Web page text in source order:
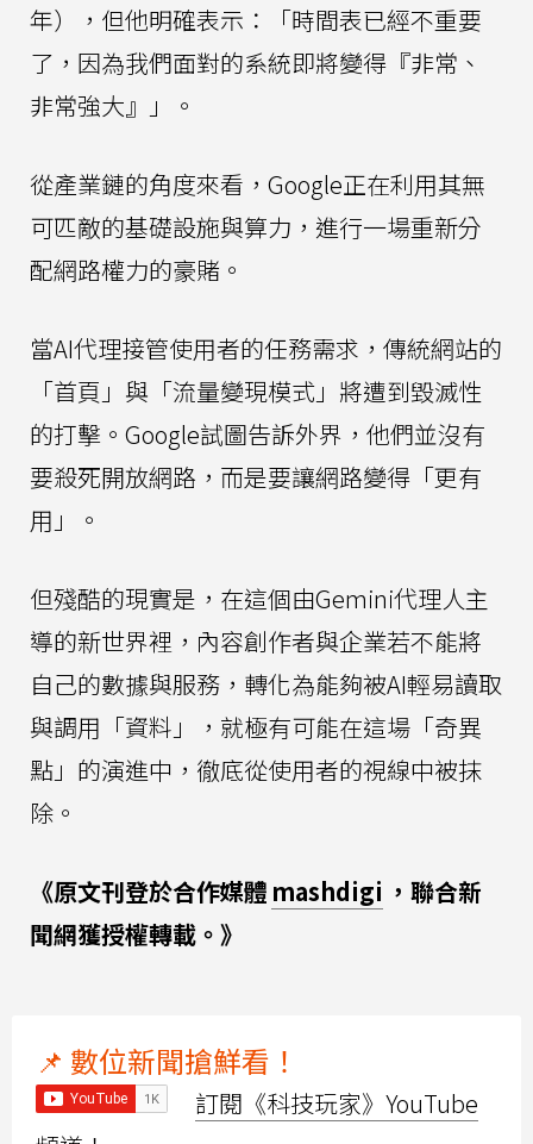
年），但他明確表示：「時間表已經不重要
了，因為我們面對的系統即將變得『非常、
非常強大』」。
從產業鏈的角度來看，Google正在利用其無
可匹敵的基礎設施與算力，進行一場重新分
配網路權力的豪賭。
當AI代理接管使用者的任務需求，傳統網站的
「首頁」與「流量變現模式」將遭到毀滅性
的打擊。Google試圖告訴外界，他們並沒有
要殺死開放網路，而是要讓網路變得「更有
用」。
但殘酷的現實是，在這個由Gemini代理人主
導的新世界裡，內容創作者與企業若不能將
自己的數據與服務，轉化為能夠被AI輕易讀取
與調用「資料」，就極有可能在這場「奇異
點」的演進中，徹底從使用者的視線中被抹
除。
《原文刊登於合作媒體 mashdigi ，聯合新
聞網獲授權轉載。》
📌 數位新聞搶鮮看！
訂閱《科技玩家》YouTube